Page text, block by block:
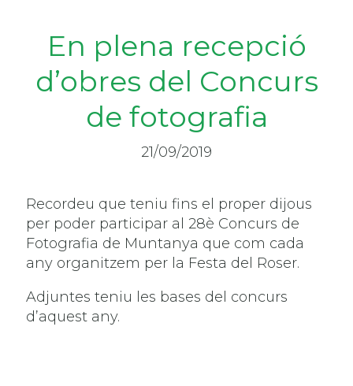
En plena recepció
d’obres del Concurs
de fotografia
21/09/2019
Recordeu que teniu fins el proper dijous
per poder participar al 28è Concurs de
Fotografia de Muntanya que com cada
any organitzem per la Festa del Roser.
Adjuntes teniu les bases del concurs
d’aquest any.